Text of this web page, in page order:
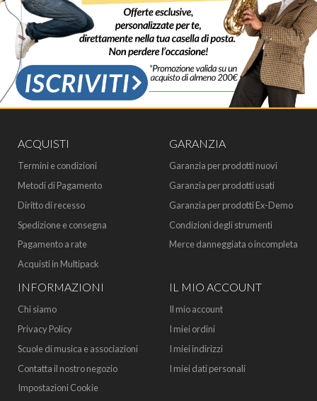
ACQUISTI
Termini e condizioni
Metodi di Pagamento
Diritto di recesso
Spedizione e consegna
Pagamento a rate
Acquisti in Multipack
GARANZIA
Garanzia per prodotti nuovi
Garanzia per prodotti usati
Garanzia per prodotti Ex-Demo
Condizioni degli strumenti
Merce danneggiata o incompleta
INFORMAZIONI
Chi siamo
Privacy Policy
Scuole di musica e associazioni
Contatta il nostro negozio
Impostazioni Cookie
IL MIO ACCOUNT
Il mio account
I miei ordini
I miei indirizzi
I miei dati personali